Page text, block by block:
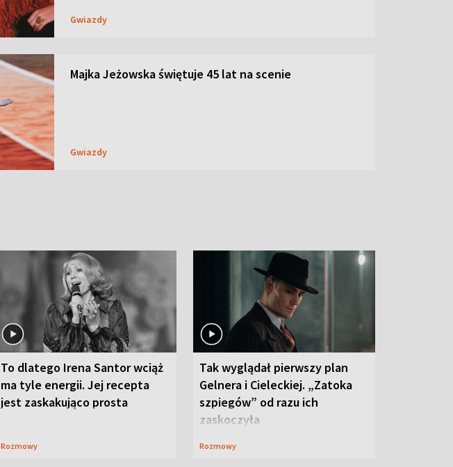
Gwiazdy
Majka Jeżowska świętuje 45 lat na scenie
Gwiazdy
To dlatego Irena Santor wciąż
ma tyle energii. Jej recepta
jest zaskakująco prosta
Rozmowy
Tak wyglądał pierwszy plan
Gelnera i Cieleckiej. „Zatoka
szpiegów” od razu ich
zaskoczyła
Rozmowy